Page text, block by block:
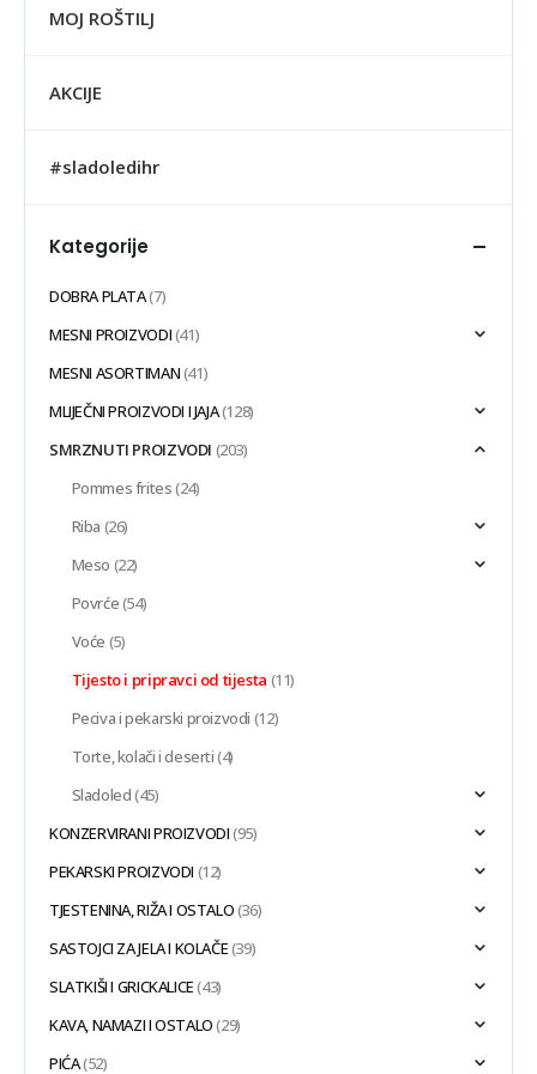
MOJ ROŠTILJ
AKCIJE
#sladoledihr
Kategorije
DOBRA PLATA(7)
MESNI PROIZVODI(41)
MESNI ASORTIMAN(41)
MLIJEČNI PROIZVODI I JAJA(128)
SMRZNUTI PROIZVODI (203)
Pommes frites(24)
Riba (26)
Meso (22)
Povrće(54)
Voće (5)
Tijesto i pripravci od tijesta (11)
Peciva i pekarski proizvodi (12)
Torte, kolači i deserti(4)
Sladoled(45)
KONZERVIRANI PROIZVODI(95)
PEKARSKI PROIZVODI (12)
TJESTENINA, RIŽA I OSTALO(36)
SASTOJCI ZA JELA I KOLAČE(39)
SLATKIŠI I GRICKALICE(43)
KAVA, NAMAZI I OSTALO(29)
PIĆA(52)